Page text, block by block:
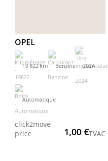
OPEL
19 822 km Benzine 2024
Automatique
click2move
price
1,00 €TVAC